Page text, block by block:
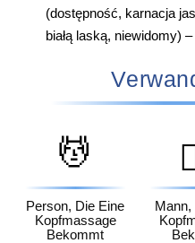
(dostępność, karnacja
białą laską, niewidomy)
💆
Person, Die Eine
Kopfmassage
Bekommt